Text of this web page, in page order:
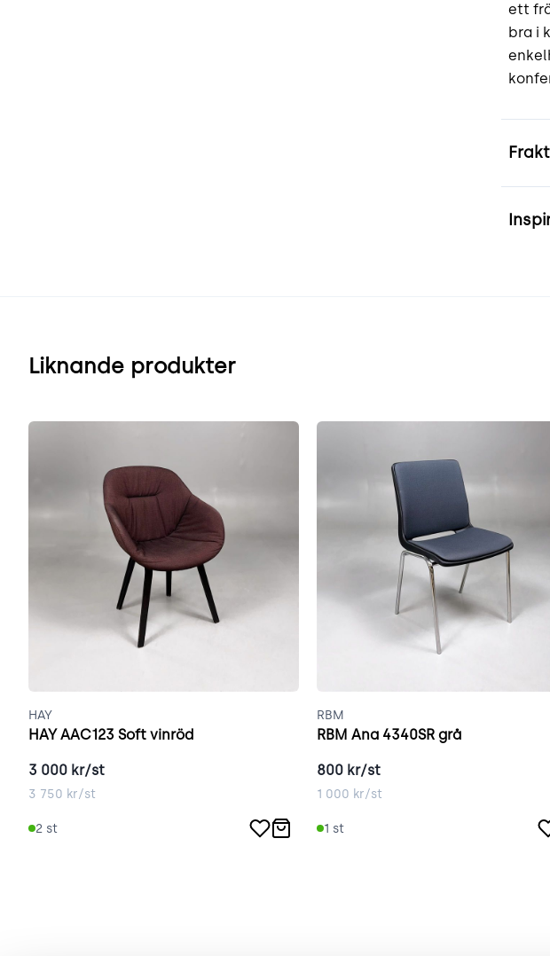
ett
bra i
Liknande produkter
HAY
HAY AAC123 Soft vinröd
3 000 kr/st
3 750 kr/st
2 st
RBM
RBM Ana 4340SR grå
800 kr/st
1 000 kr/st
1 st